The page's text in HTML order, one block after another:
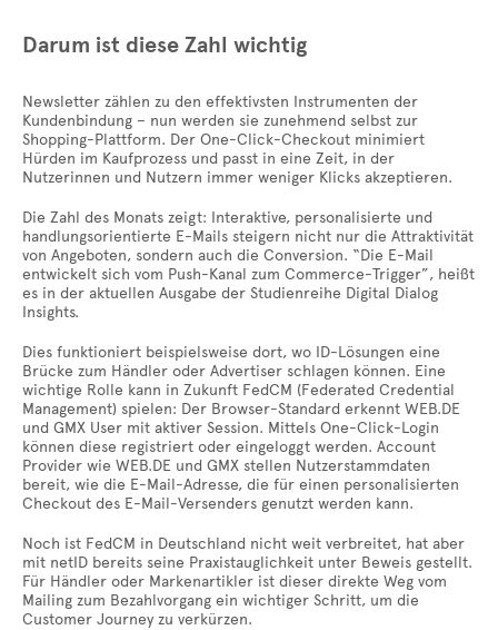
Darum ist diese Zahl wichtig
Newsletter zählen zu den effektivsten Instrumenten der
Kundenbindung – nun werden sie zunehmend selbst zur
Shopping-Plattform. Der One-Click-Checkout minimiert
Hürden im Kaufprozess und passt in eine Zeit, in der
Nutzerinnen und Nutzern immer weniger Klicks akzeptieren.
Die Zahl des Monats zeigt: Interaktive, personalisierte und
handlungsorientierte E-Mails steigern nicht nur die Attraktivität
von Angeboten, sondern auch die Conversion. “Die E-Mail
entwickelt sich vom Push-Kanal zum Commerce-Trigger”, heißt
es in der aktuellen Ausgabe der Studienreihe Digital Dialog
Insights.
Dies funktioniert beispielsweise dort, wo ID-Lösungen eine
Brücke zum Händler oder Advertiser schlagen können. Eine
wichtige Rolle kann in Zukunft FedCM (Federated Credential
Management) spielen: Der Browser-Standard erkennt WEB.DE
und GMX User mit aktiver Session. Mittels One-Click-Login
können diese registriert oder eingeloggt werden. Account
Provider wie WEB.DE und GMX stellen Nutzerstammdaten
bereit, wie die E-Mail-Adresse, die für einen personalisierten
Checkout des E-Mail-Versenders genutzt werden kann.
Noch ist FedCM in Deutschland nicht weit verbreitet, hat aber
mit netID bereits seine Praxistauglichkeit unter Beweis gestellt.
Für Händler oder Markenartikler ist dieser direkte Weg vom
Mailing zum Bezahlvorgang ein wichtiger Schritt, um die
Customer Journey zu verkürzen.